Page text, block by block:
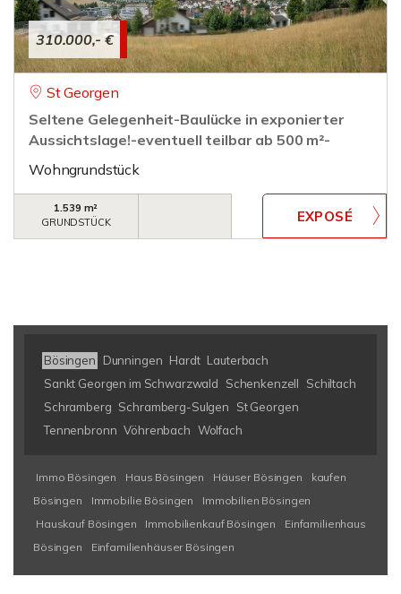
310.000,- €
St Georgen
Seltene Gelegenheit-Baulücke in exponierter
Aussichtslage!-eventuell teilbar ab 500 m²-
Wohngrundstück
1.539 m²
GRUNDSTÜCK
Bösingen Dunningen Hardt Lauterbach
Sankt Georgen im Schwarzwald
Schenkenzell
Schiltach
Schramberg Schramberg-Sulgen
St Georgen
Tennenbronn Vöhrenbach Wolfach
Immo Bösingen Haus Bösingen Häuser Bösingen
kaufen
Bösingen
Immobilie Bösingen
Immobilien Bösingen
Hauskauf Bösingen
Immobilienkauf Bösingen
Einfamilienhaus
Bösingen
Einfamilienhäuser Bösingen